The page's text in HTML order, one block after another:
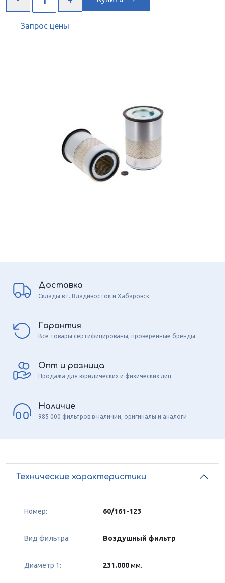
Запрос цены
Доставка
Склады в г. Владивосток и Хабаровск
Гарантия
Все товары сертифицированы, проверенные бренды
Опт и розница
Продажа для юридических и физических лиц
Наличие
985 000 фильтров в наличии, оригиналы и аналоги
Технические характеристики
Номер: 60/161-123
Вид фильтра: Воздушный фильтр
Диаметр 1: 231.000мм.